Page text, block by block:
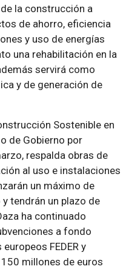
la construcción a
de ahorro, eficiencia
y uso de energías
una rehabilitación en la
servirá como
y de generación de
Sostenible en
de Gobierno por
respalda obras de
al uso e instalaciones
un máximo de
tendrán un plazo de
ha continuado
a fondo
FEDER y
millones de euros